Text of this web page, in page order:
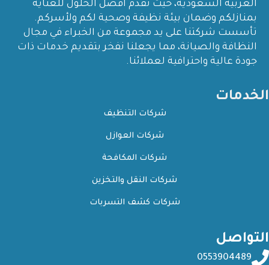
العربية السعودية، حيث نقدم أفضل الحلول للعناية
بمنازلكم وضمان بيئة نظيفة وصحية لكم ولأسركم.
تأسست شركتنا على يد مجموعة من الخبراء في مجال
النظافة والصيانة، مما يجعلنا نفخر بتقديم خدمات ذات
جودة عالية واحترافية لعملائنا.
الخدمات
شركات التنظيف
شركات العوازل
شركات المكافحة
شركات النقل والتخزين
شركات كشف التسربات
التواصل
0553904489